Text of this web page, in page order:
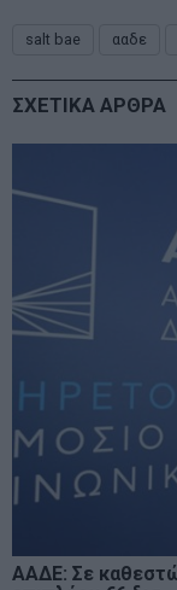
salt bae ααδε
ΣΧΕΤΙΚΑ ΑΡΘΡΑ
ΑΑΔΕ: Σε